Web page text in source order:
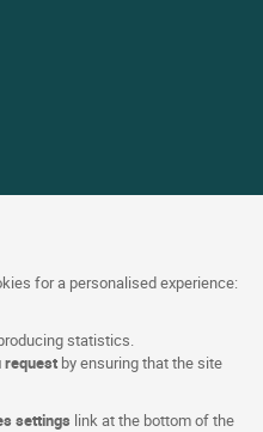
for a personalised experience:
statistics.
request by ensuring that the site
settings link at the bottom of the
Instagram